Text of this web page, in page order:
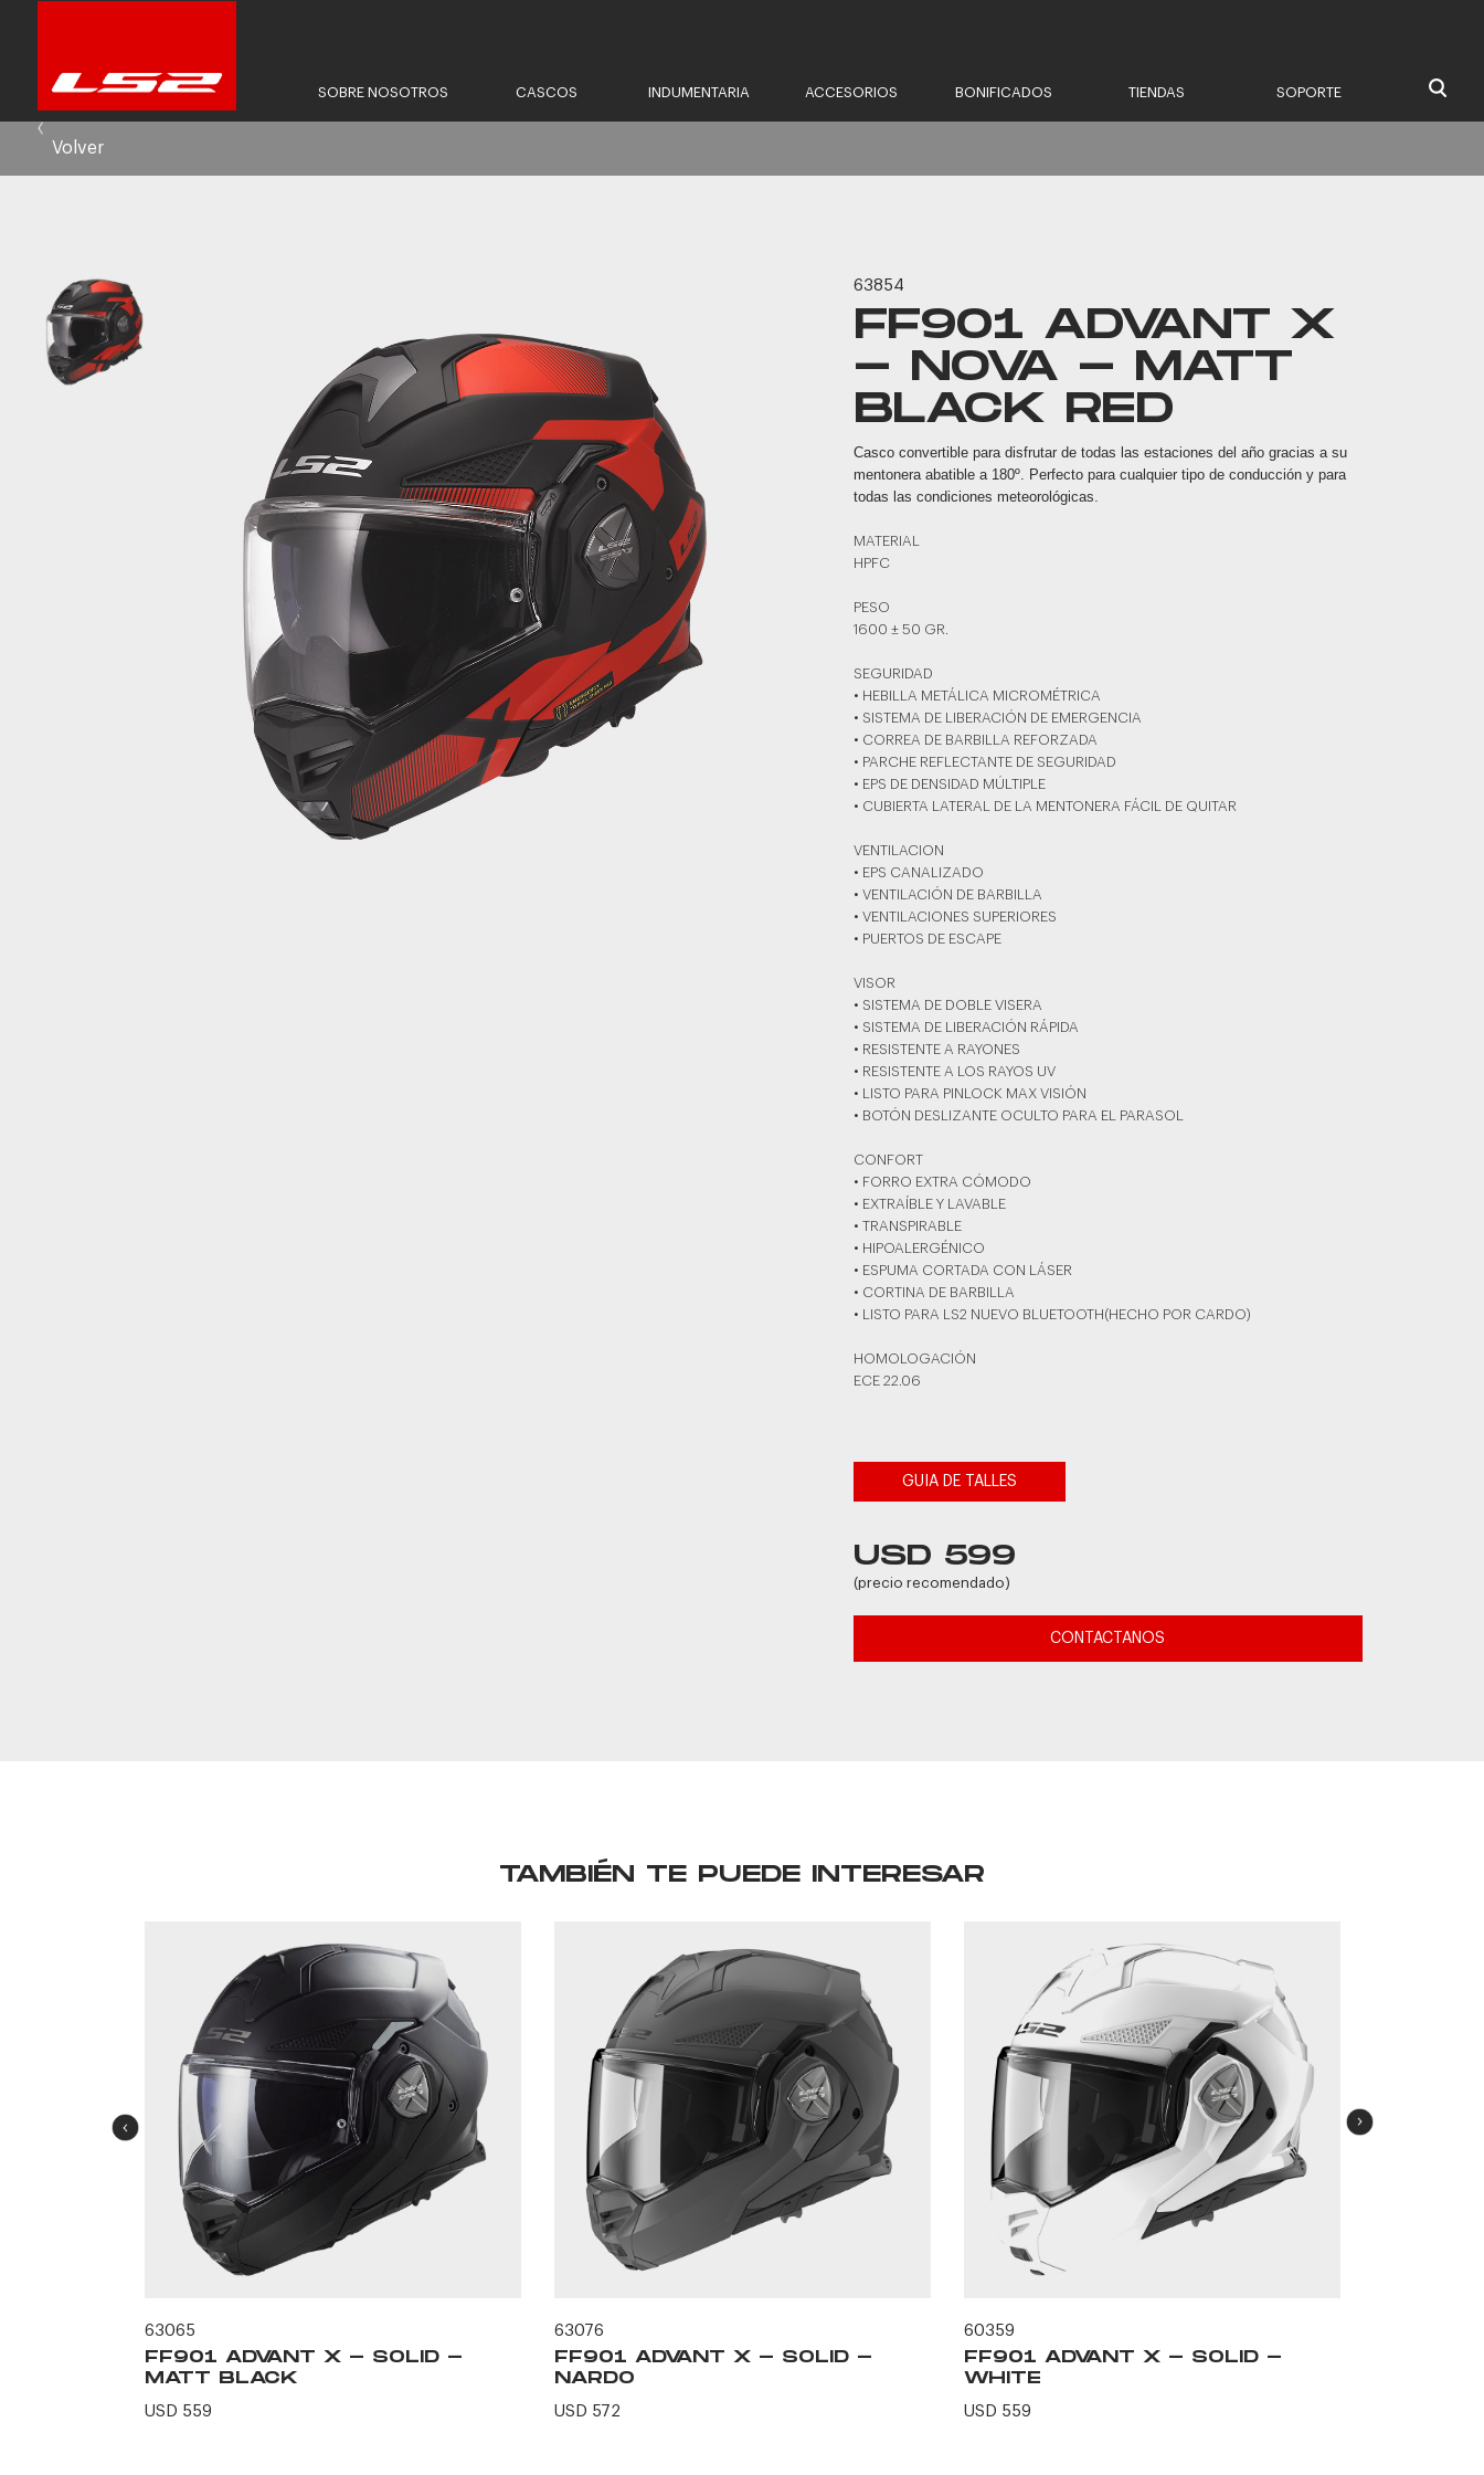
SOBRE NOSOTROS CASCOS INDUMENTARIA ACCESORIOS BONIFICADOS TIENDAS SOPORTE
Volver
63854
FF901 ADVANT X
- NOVA - MATT
BLACK RED
Casco convertible para disfrutar de todas las estaciones del año gracias a su
mentonera abatible a 180º. Perfecto para cualquier tipo de conducción y para
todas las condiciones meteorológicas.
MATERIAL
HPFC
PESO
1600 ± 50 GR.
SEGURIDAD
• HEBILLA METÁLICA MICROMÉTRICA
• SISTEMA DE LIBERACIÓN DE EMERGENCIA
• CORREA DE BARBILLA REFORZADA
• PARCHE REFLECTANTE DE SEGURIDAD
• EPS DE DENSIDAD MÚLTIPLE
• CUBIERTA LATERAL DE LA MENTONERA FÁCIL DE QUITAR
VENTILACION
• EPS CANALIZADO
• VENTILACIÓN DE BARBILLA
• VENTILACIONES SUPERIORES
• PUERTOS DE ESCAPE
VISOR
• SISTEMA DE DOBLE VISERA
• SISTEMA DE LIBERACIÓN RÁPIDA
• RESISTENTE A RAYONES
• RESISTENTE A LOS RAYOS UV
• LISTO PARA PINLOCK MAX VISIÓN
• BOTÓN DESLIZANTE OCULTO PARA EL PARASOL
CONFORT
• FORRO EXTRA CÓMODO
• EXTRAÍBLE Y LAVABLE
• TRANSPIRABLE
• HIPOALERGÉNICO
• ESPUMA CORTADA CON LÁSER
• CORTINA DE BARBILLA
• LISTO PARA LS2 NUEVO BLUETOOTH(HECHO POR CARDO)
HOMOLOGACIÓN
ECE 22.06
GUIA DE TALLES
USD 599
(precio recomendado)
CONTACTANOS
TAMBIÉN TE PUEDE INTERESAR
63065
FF901 ADVANT X - SOLID -
MATT BLACK
USD 559
63076
FF901 ADVANT X - SOLID -
NARDO
USD 572
60359
FF901 ADVANT X - SOLID -
WHITE
USD 559